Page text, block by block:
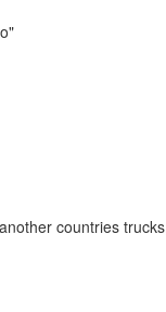
countries